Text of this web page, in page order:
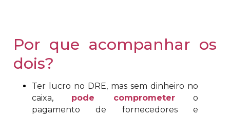
Por que acompanhar os
dois?
Ter lucro no DRE, mas sem dinheiro no
caixa, pode comprometero
pagamento de fornecedores e